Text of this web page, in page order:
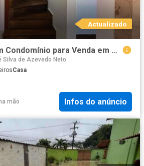
Actualizado
Casa / Sobrado em Condomínio para Venda em Rio de Janeiro/RJ Cidade de Deus 4 Quartos
de Azevedo Neto
Casa
mão Infos do anúncio